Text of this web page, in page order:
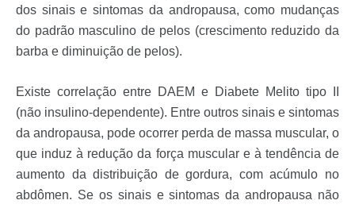
dos sinais e sintomas da andropausa, como mudanças
do padrão masculino de pelos (crescimento reduzido da
barba e diminuição de pelos).
Existe correlação entre DAEM e Diabete Melito tipo II
(não insulino-dependente). Entre outros sinais e sintomas
da andropausa, pode ocorrer perda de massa muscular, o
que induz à redução da força muscular e à tendência de
aumento da distribuição de gordura, com acúmulo no
abdômen. Se os sinais e sintomas da andropausa não